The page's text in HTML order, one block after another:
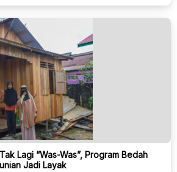
Lagi “Was-Was”, Program Bedah
Jadi Layak